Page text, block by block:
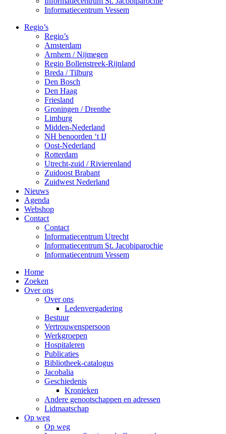
Informatiecentrum Vessem
Regio’s
Regio’s
Amsterdam
Arnhem / Nijmegen
Regio Bollenstreek-Rijnland
Breda / Tilburg
Den Bosch
Den Haag
Friesland
Groningen / Drenthe
Limburg
Midden-Nederland
NH benoorden ‘t IJ
Oost-Nederland
Rotterdam
Utrecht-zuid / Rivierenland
Zuidoost Brabant
Zuidwest Nederland
Nieuws
Agenda
Webshop
Contact
Contact
Informatiecentrum Utrecht
Informatiecentrum St. Jacobiparochie
Informatiecentrum Vessem
Home
Zoeken
Over ons
Over ons
Ledenvergadering
Bestuur
Vertrouwenspersoon
Werkgroepen
Hospitaleren
Publicaties
Bibliotheek-catalogus
Jacobalia
Geschiedenis
Kronieken
Andere genootschappen en adressen
Lidmaatschap
Op weg
Op weg